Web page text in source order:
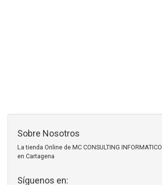
Sobre Nosotros
La tienda Online de MC CONSULTING INFORMATICO
en Cartagena
Síguenos en: